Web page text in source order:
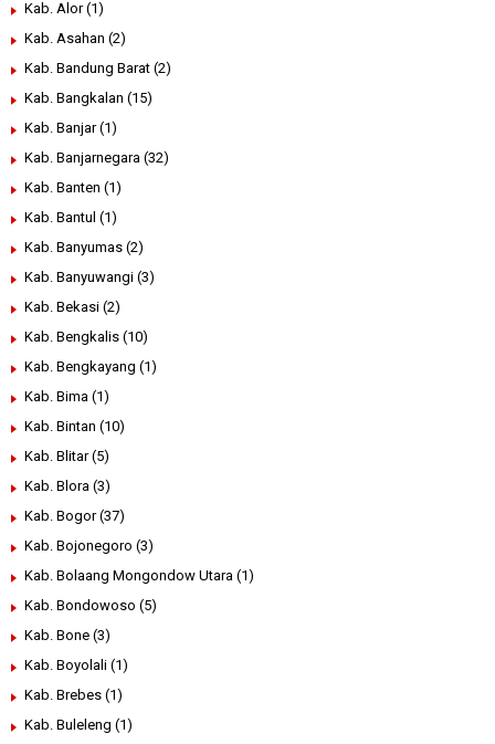
Kab. Alor (1)
Kab. Asahan (2)
Kab. Bandung Barat (2)
Kab. Bangkalan (15)
Kab. Banjar (1)
Kab. Banjarnegara (32)
Kab. Banten (1)
Kab. Bantul (1)
Kab. Banyumas (2)
Kab. Banyuwangi (3)
Kab. Bekasi (2)
Kab. Bengkalis (10)
Kab. Bengkayang (1)
Kab. Bima (1)
Kab. Bintan (10)
Kab. Blitar (5)
Kab. Blora (3)
Kab. Bogor (37)
Kab. Bojonegoro (3)
Kab. Bolaang Mongondow Utara (1)
Kab. Bondowoso (5)
Kab. Bone (3)
Kab. Boyolali (1)
Kab. Brebes (1)
Kab. Buleleng (1)